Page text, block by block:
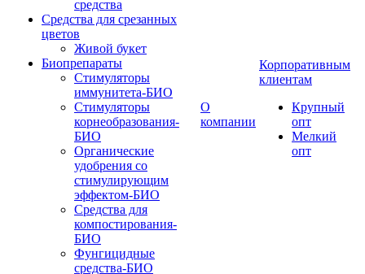
средства
Средства для срезанных
цветов
Живой букет
Биопрепараты
Стимуляторы
иммунитета-БИО
Стимуляторы
корнеобразования-
БИО
Органические
удобрения со
стимулирующим
эффектом-БИО
Средства для
компостирования-
БИО
Фунгицидные
средства-БИО
О
компании
Корпоративным
клиентам
Крупный
опт
Мелкий
опт